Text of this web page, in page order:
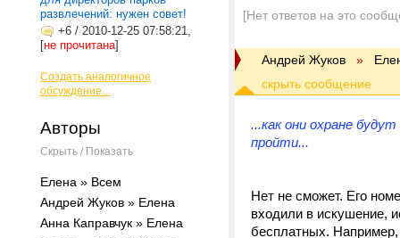
развлечений: нужен совет!
+6 / 2010-12-25 07:58:21,
[не прочитана]
Создать аналогичное
обсуждение...
Авторы
Скрыть / Показать
Елена » Всем
Андрей Жуков » Елена
Анна Каправчук » Елена
[Нет ответов на это
Андрей Жуков »
...как они охране
пройти...
Нет не сможет. Его
входили в искушение,
бесплатных. Например,